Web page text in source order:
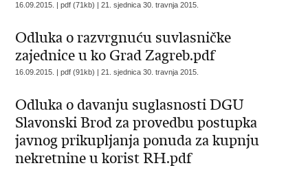
16.09.2015. | pdf (71kb) |21. sjednica 30. travnja 2015.
Odluka o razvrgnuću suvlasničke
zajednice u ko Grad Zagreb.pdf
16.09.2015. | pdf (91kb) |21. sjednica 30. travnja 2015.
Odluka o davanju suglasnosti DGU
Slavonski Brod za provedbu postupka
javnog prikupljanja ponuda za kupnju
nekretnine u korist RH.pdf